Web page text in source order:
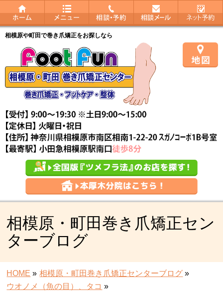
相模原や町田で巻き爪矯正をお探しなら
相模原・町田巻き爪矯正セン
ターブログ
HOME » 相模原・町田巻き爪矯正センターブログ »
ウオノメ（魚の目）、タコ »